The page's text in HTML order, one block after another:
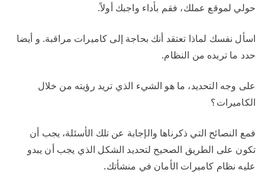
حولي لموقع عملك، فقم بأداء واجبك أولاً.
اسأل نفسك لماذا تعتقد أنك بحاجة إلى كاميرات مراقبة. و أيضا
حدد ما تريده من النظام.
على وجه التحديد، ما هو الشيء الذي تريد رؤيته من خلال
الكاميرات؟
فمع النصائح التي ذكرناها والإجابة عن تلك الأسئلة، يجب أن
تكون على الطريق الصحيح لتحديد الشكل الذي يجب أن يبدو
عليه نظام كاميرات الأمان في منشأتك.